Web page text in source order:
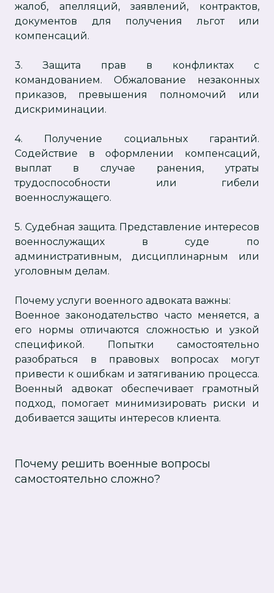
жалоб, апелляций, заявлений, контрактов,
документов для получения льгот или
компенсаций.
3. Защита прав в конфликтах с
командованием. Обжалование незаконных
приказов, превышения полномочий или
дискриминации.
4. Получение социальных гарантий.
Содействие в оформлении компенсаций,
выплат в случае ранения, утраты
трудоспособности или гибели
военнослужащего.
5. Судебная защита. Представление интересов
военнослужащих в суде по
административным, дисциплинарным или
уголовным делам.
Почему услуги военного адвоката важны:
Военное законодательство часто меняется, а
его нормы отличаются сложностью и узкой
спецификой. Попытки самостоятельно
разобраться в правовых вопросах могут
привести к ошибкам и затягиванию процесса.
Военный адвокат обеспечивает грамотный
подход, помогает минимизировать риски и
добивается защиты интересов клиента.
Почему решить военные вопросы
самостоятельно сложно?